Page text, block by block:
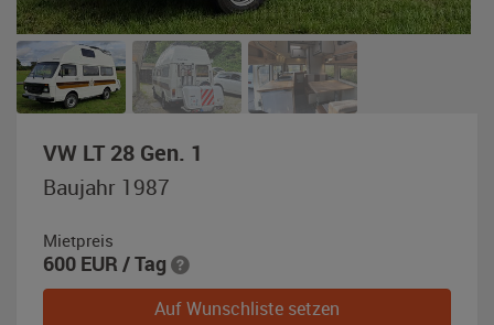
VW LT 28 Gen. 1
Baujahr 1987
Mietpreis
600 EUR / Tag
Auf Wunschliste setzen